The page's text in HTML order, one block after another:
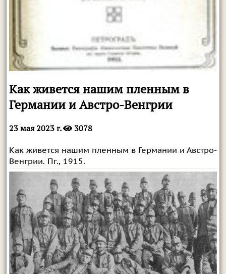
Как живется нашим пленным в
Германии и Австро-Венгрии
23 мая 2023 г. 3078
Как живется нашим пленным в Германии и Австро-
Венгрии. Пг., 1915.